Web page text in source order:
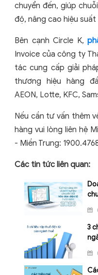
chuyển đến, giúp
độ, nâng cao hiệu
Bên cạnh Circle K,
Invoice của công ty
tác cung cấp giải
thương hiệu hàng
AEON, Lotte, KFC,
Nếu cần tư vấn thêm
hàng vui lòng liên hệ
- Miền Trung:
Các tin tức liên quan:
3